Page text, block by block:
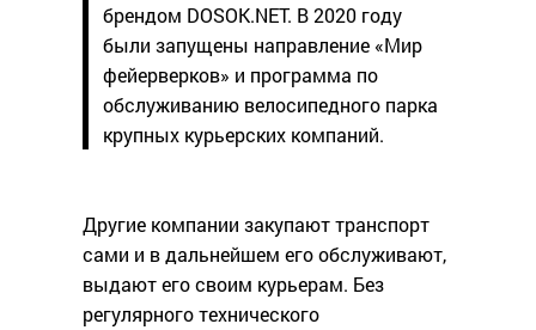
брендом DOSOK.NET. В 2020 году
были запущены направление «Мир
фейерверков» и программа по
обслуживанию велосипедного парка
крупных курьерских компаний.
Другие компании закупают транспорт
сами и в дальнейшем его обслуживают,
выдают его своим курьерам. Без
регулярного технического